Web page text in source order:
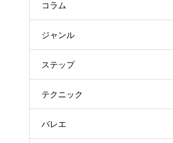
コラム
ジャンル
ステップ
テクニック
バレエ